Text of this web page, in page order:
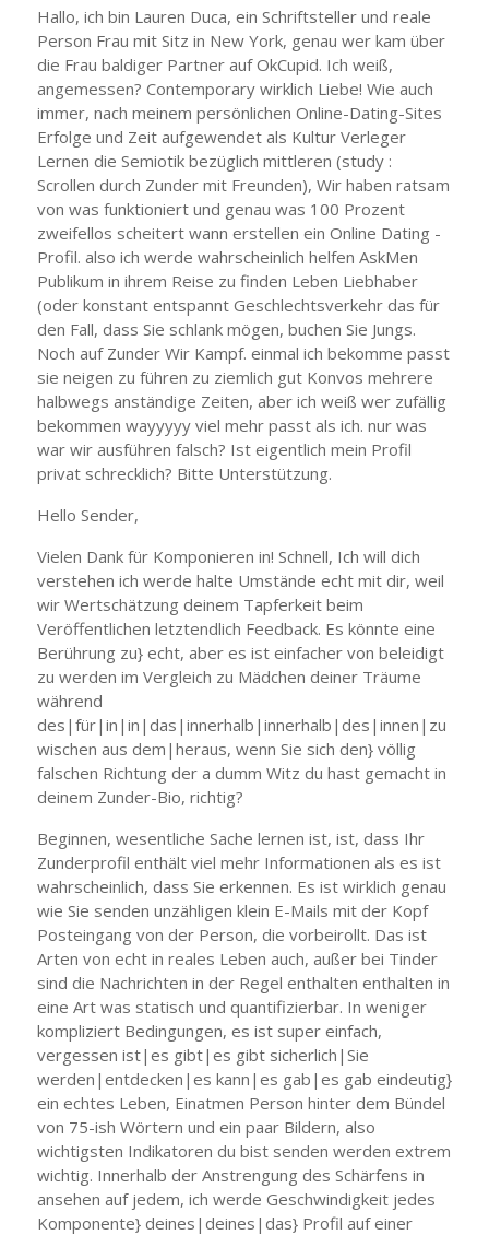
Hallo, ich bin Lauren Duca, ein Schriftsteller und reale
Person Frau mit Sitz in New York, genau wer kam über
die Frau baldiger Partner auf OkCupid. Ich weiß,
angemessen? Contemporary wirklich Liebe! Wie auch
immer, nach meinem persönlichen Online-Dating-Sites
Erfolge und Zeit aufgewendet als Kultur Verleger
Lernen die Semiotik bezüglich mittleren (study :
Scrollen durch Zunder mit Freunden), Wir haben ratsam
von was funktioniert und genau was 100 Prozent
zweifellos scheitert wann erstellen ein Online Dating -
Profil. also ich werde wahrscheinlich helfen AskMen
Publikum in ihrem Reise zu finden Leben Liebhaber
(oder konstant entspannt Geschlechtsverkehr das für
den Fall, dass Sie schlank mögen, buchen Sie Jungs.
Noch auf Zunder Wir Kampf. einmal ich bekomme passt
sie neigen zu führen zu ziemlich gut Konvos mehrere
halbwegs anständige Zeiten, aber ich weiß wer zufällig
bekommen wayyyyy viel mehr passt als ich. nur was
war wir ausführen falsch? Ist eigentlich mein Profil
privat schrecklich? Bitte Unterstützung.
Hello Sender,
Vielen Dank für Komponieren in! Schnell, Ich will dich
verstehen ich werde halte Umstände echt mit dir, weil
wir Wertschätzung deinem Tapferkeit beim
Veröffentlichen letztendlich Feedback. Es könnte eine
Berührung zu} echt, aber es ist einfacher von beleidigt
zu werden im Vergleich zu Mädchen deiner Träume
während
des|für|in|in|das|innerhalb|innerhalb|des|innen|zu
wischen aus dem|heraus, wenn Sie sich den} völlig
falschen Richtung der a dumm Witz du hast gemacht in
deinem Zunder-Bio, richtig?
Beginnen, wesentliche Sache lernen ist, ist, dass Ihr
Zunderprofil enthält viel mehr Informationen als es ist
wahrscheinlich, dass Sie erkennen. Es ist wirklich genau
wie Sie senden unzähligen klein E-Mails mit der Kopf
Posteingang von der Person, die vorbeirollt. Das ist
Arten von echt in reales Leben auch, außer bei Tinder
sind die Nachrichten in der Regel enthalten enthalten in
eine Art was statisch und quantifizierbar. In weniger
kompliziert Bedingungen, es ist super einfach,
vergessen ist|es gibt|es gibt sicherlich|Sie
werden|entdecken|es kann|es gab|es gab eindeutig}
ein echtes Leben, Einatmen Person hinter dem Bündel
von 75-ish Wörtern und ein paar Bildern, also
wichtigsten Indikatoren du bist senden werden extrem
wichtig. Innerhalb der Anstrengung des Schärfens in
ansehen auf jedem, ich werde Geschwindigkeit jedes
Komponente} deines|deines|das} Profil auf einer